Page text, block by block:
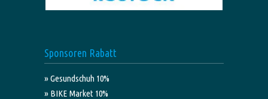
Sponsoren Rabatt
» Gesundschuh 10%
» BIKE Market 10%